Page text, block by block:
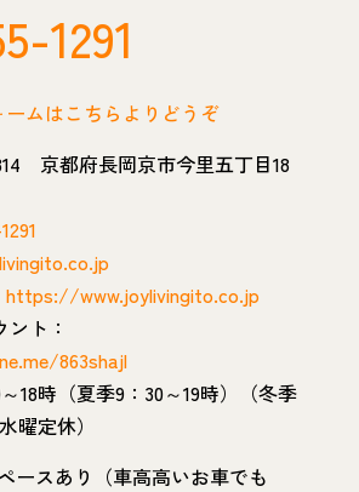
1291
ムはこちらよりどうぞ
京都府長岡京市今里五丁目18
https://www.joylivingito.co.jp
ト：
863shajl
18時（夏季9：30～19時）（冬季
曜定休）
ースあり（車高高いお車でも